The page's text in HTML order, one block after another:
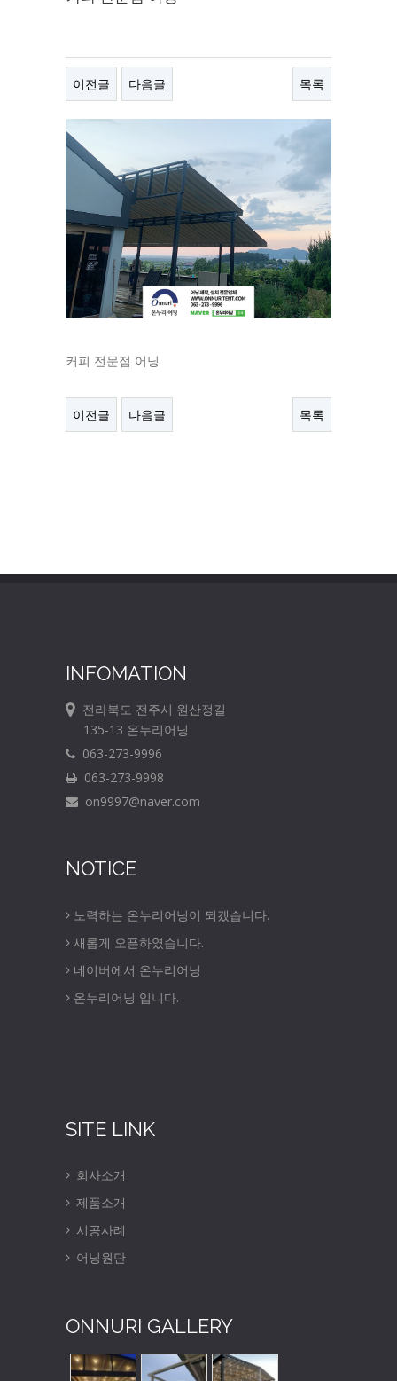
이전글 다음글 목록
커피 전문점 어닝
이전글 다음글 목록
INFOMATION
전라북도 전주시 원산정길
135-13 온누리어닝
063-273-9996
063-273-9998
on9997@naver.com
NOTICE
노력하는 온누리어닝이 되겠습니다.
새롭게 오픈하였습니다.
네이버에서 온누리어닝
온누리어닝 입니다.
SITE LINK
회사소개
제품소개
시공사례
어닝원단
ONNURI GALLERY